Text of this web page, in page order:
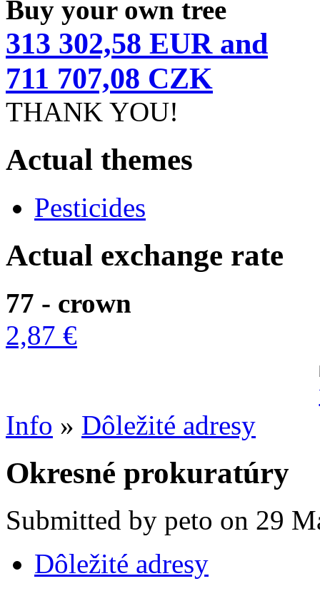
Buy your own tree
313 302,58 EUR and
711 707,08 CZK
THANK YOU!
Actual themes
Pesticides
Actual exchange rate
77 - crown
2,87 €
Info » Dôležité adresy
Okresné prokuratúry
Submitted by peto on 29
Dôležité adresy